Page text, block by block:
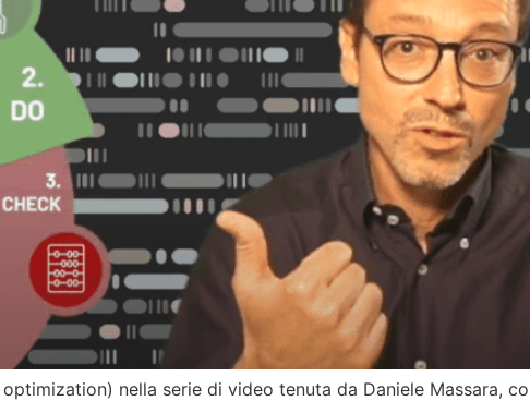
nella serie di video tenuta da Daniele Massara,